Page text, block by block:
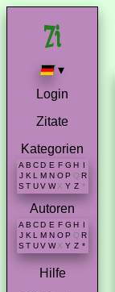
▾
Login
Zitate
Kategorien
A B C D E F G H I
J K L M N O P Q R
S T U V W X Y Z *
Autoren
A B C D E F G H
J K L M N O P Q R
S T U V W X Y Z *
Hilfe